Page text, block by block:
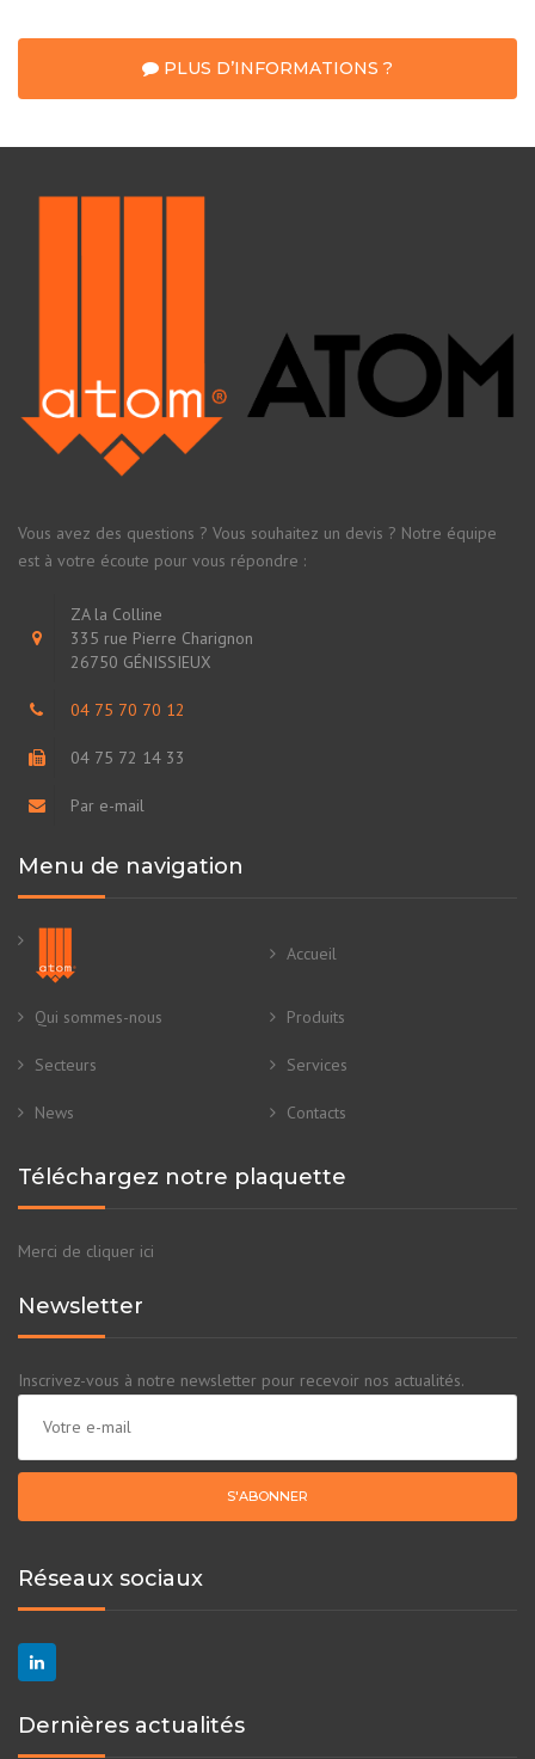
PLUS D’INFORMATIONS ?
Vous avez des questions ? Vous souhaitez un devis ? Notre équipe
est à votre écoute pour vous répondre :
ZA la Colline
335 rue Pierre Charignon
26750 GÉNISSIEUX
04 75 70 70 12
04 75 72 14 33
Par e-mail
Menu de navigation
Accueil
Qui sommes-nous Produits
Secteurs Services
News Contacts
Téléchargez notre plaquette
Merci de cliquer ici
Newsletter
Inscrivez-vous à notre newsletter pour recevoir nos actualités.
Réseaux sociaux
Dernières actualités